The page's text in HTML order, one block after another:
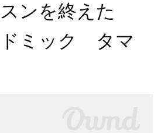
ンを終えた
ミック タマ